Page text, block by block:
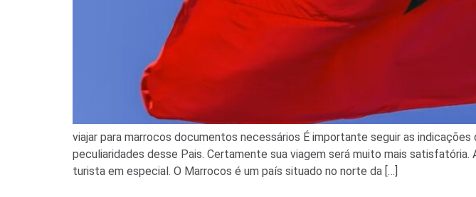
viajar para marrocos documentos necessários É importante seguir as
peculiaridades desse Pais. Certamente sua viagem será muito mais
turista em especial. O Marrocos é um país situado no norte da […]